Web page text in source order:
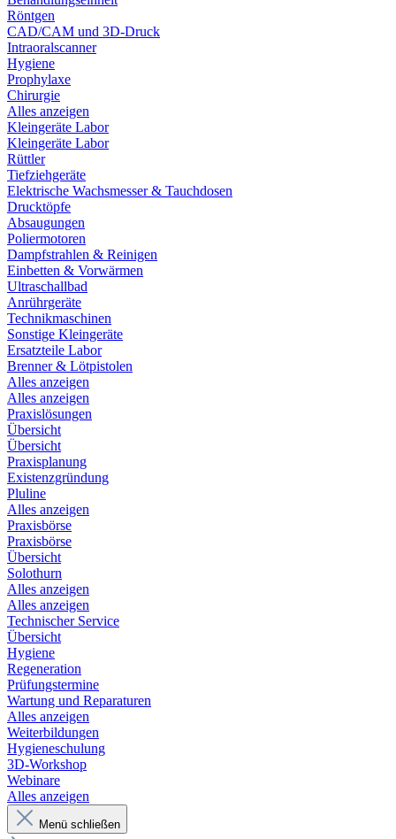
Röntgen
CAD/CAM und 3D-Druck
Intraoralscanner
Hygiene
Prophylaxe
Chirurgie
Alles anzeigen
Kleingeräte Labor
Kleingeräte Labor
Rüttler
Tiefziehgeräte
Elektrische Wachsmesser & Tauchdosen
Drucktöpfe
Absaugungen
Poliermotoren
Dampfstrahlen & Reinigen
Einbetten & Vorwärmen
Ultraschallbad
Anrührgeräte
Technikmaschinen
Sonstige Kleingeräte
Ersatzteile Labor
Brenner & Lötpistolen
Alles anzeigen
Alles anzeigen
Praxislösungen
Übersicht
Übersicht
Praxisplanung
Existenzgründung
Pluline
Alles anzeigen
Praxisbörse
Praxisbörse
Übersicht
Solothurn
Alles anzeigen
Alles anzeigen
Technischer Service
Übersicht
Hygiene
Regeneration
Prüfungstermine
Wartung und Reparaturen
Alles anzeigen
Weiterbildungen
Hygieneschulung
3D-Workshop
Webinare
Alles anzeigen
Menü schließen